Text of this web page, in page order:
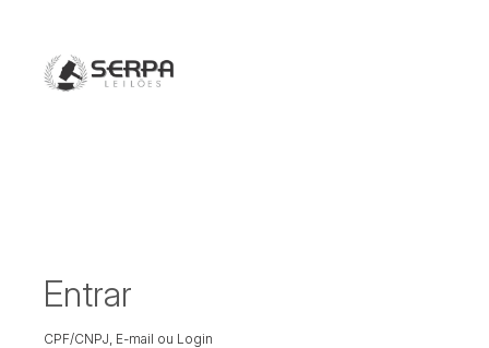
Entrar
CPF/CNPJ, E-mail ou Login